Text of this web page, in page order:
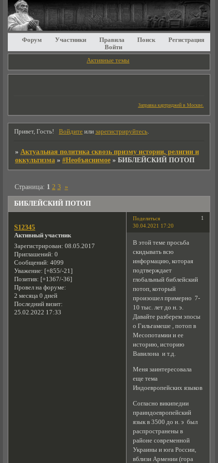
Форум Участники Правила Поиск
Регистрация
Войти
Активные темы
Заправка картриджей в Москве.
Привет, Гость! Войдитеили зарегистрируйтесь.
» Актуальная политика сквозь призму истории, религии и
оккультизма » #Необъяснимое » БИБЛЕЙСКИЙ ПОТОП
БИБЛЕЙСКИЙ ПОТОП
Страница: 1 2 3 »
Поделиться
1
30.04.2021 17:20
S12345
Активный участник
Зарегистрирован: 08.05.2017
Приглашений: 0
Сообщений: 4099
Уважение: [+855/-21]
Позитив: [+1367/-36]
Провел на форуме:
2 месяца 0 дней
Последний визит:
25.02.2022 17:33
В этой теме просьба
скидывать всю
информацию, которая
подтверждает
глобальный библейский
потоп, который
произошел примерно 7-
10 тыс. лет до н. э.
Давайте разберем эпосы
о Гильгамеше , потоп в
Месопотамии и ее
историю, историю
Вавилона и т.д.
Меня заинтересовала
еще тема
Индоевропейских языков
Согласно википедии
праиндоевропейский
язык в 3500 до н. э был
распространены в
районе современной
Украины и юга России,
вблизи Армении (гора